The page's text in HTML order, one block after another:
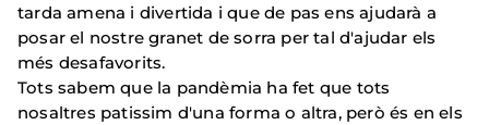
tarda amena i divertida i que de pas ens ajudarà a
posar el nostre granet de sorra per tal d'ajudar els
més desafavorits.
Tots sabem que la pandèmia ha fet que tots
nosaltres patissim d'una forma o altra, però és en els